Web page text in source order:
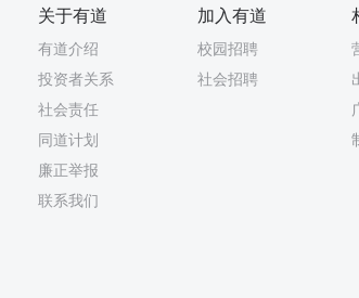
关于有道
有道介绍
投资者关系
社会责任
同道计划
廉正举报
联系我们
加入有道
校园招聘
社会招聘